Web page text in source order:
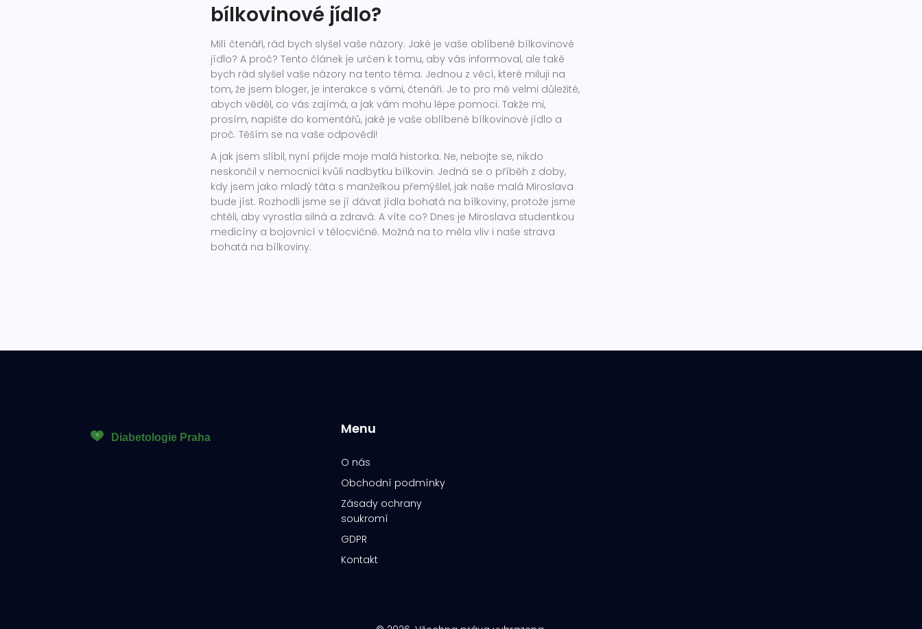
bílkovinové jídlo?
Milí čtenáři, rád bych slyšel vaše názory. Jaké je vaše oblíbené bílkovinové
jídlo? A proč? Tento článek je určen k tomu, aby vás informoval, ale také
bych rád slyšel vaše názory na tento téma. Jednou z věcí, které miluji na
tom, že jsem bloger, je interakce s vámi, čtenáři. Je to pro mě velmi důležité,
abych věděl, co vás zajímá, a jak vám mohu lépe pomoci. Takže mi,
prosím, napište do komentářů, jaké je vaše oblíbené bílkovinové jídlo a
proč. Těším se na vaše odpovědi!
A jak jsem slíbil, nyní přijde moje malá historka. Ne, nebojte se, nikdo
neskončil v nemocnici kvůli nadbytku bílkovin. Jedná se o příběh z doby,
kdy jsem jako mladý táta s manželkou přemýšlel, jak naše malá Miroslava
bude jíst. Rozhodli jsme se jí dávat jídla bohatá na bílkoviny, protože jsme
chtěli, aby vyrostla silná a zdravá. A víte co? Dnes je Miroslava studentkou
medicíny a bojovnicí v tělocvičně. Možná na to měla vliv i naše strava
bohatá na bílkoviny.
Menu
O nás
Obchodní podmínky
Zásady ochrany
soukromí
GDPR
Kontakt